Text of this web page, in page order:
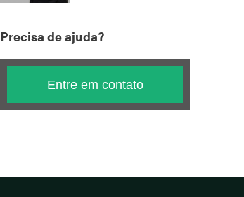
Precisa de ajuda?
Entre em contato